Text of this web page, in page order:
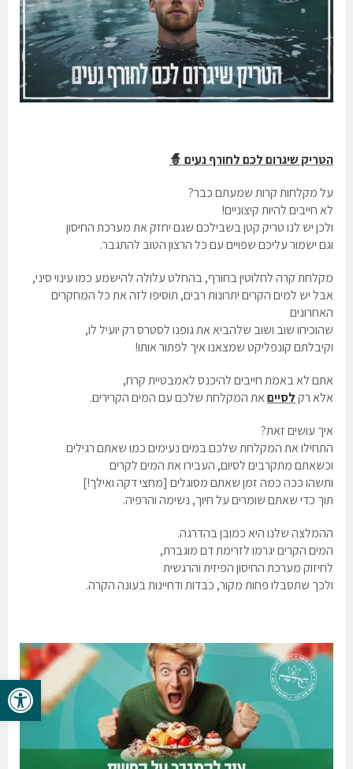
פתח
הטריק שיגרום לכם לחורף נעים 🧙
על מקלחות קרות שמעתם כבר?
לא חייבים להיות קיצוניים!
ולכן יש לנו טריק קטן בשבילכם שגם יחזק את מערכת החיסון
וגם ישמור עליכם שפויים עם כל הרצון הטוב להתגבר.
מקלחת קרה לחלוטין בחורף, בהחלט עלולה להישמע כמו עינוי סיני,
אבל יש למים הקרים יתרונות רבים, תוסיפו לזה את כל המחקרים
האחרונים
שהוכיחו שוב ושוב שלהביא את גופנו לסטרס רק יועיל לו,
וקיבלתם קונפליקט שמצאנו איך לפתור אותו!
אתם לא באמת חייבים להיכנס לאמבטיית קרח,
אלא רקלסייםאת המקלחת שלכם עם המים הקרירים.
איך עושים זאת?
התחילו את המקלחת שלכם במים נעימים כמו שאתם רגילים
וכשאתם מתקרבים לסיום, העבירו את המים לקרים
ותשהו ככה כמה זמן שאתם מסוגלים [מחצי דקה ואילך!]
תוך כדי שאתם שומרים על חיוך, נשימה והרפיה.
ההמלצה שלנו היא כמובן בהדרגה.
המים הקרים יגרמו לזרימת דם מוגברת,
לחיזוק מערכת החיסון הפיזית והרגשית
ולכך שתסבלו פחות מקור, כבדות ודחיינות בעונה הקרה.